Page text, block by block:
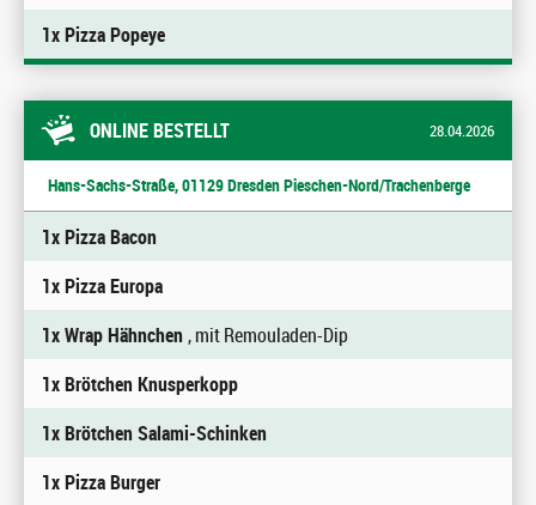
1x Pizza Popeye
ONLINE BESTELLT 28.04.2026
Hans-Sachs-Straße, 01129 Dresden Pieschen-Nord/Trachenberge
1x Pizza Bacon
1x Pizza Europa
1x Wrap Hähnchen, mit Remouladen-Dip
1x Brötchen Knusperkopp
1x Brötchen Salami-Schinken
1x Pizza Burger